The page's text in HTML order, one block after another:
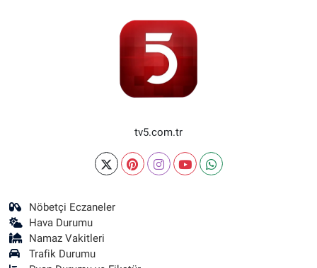
tv5.com.tr
Nöbetçi Eczaneler
Hava Durumu
Namaz Vakitleri
Trafik Durumu